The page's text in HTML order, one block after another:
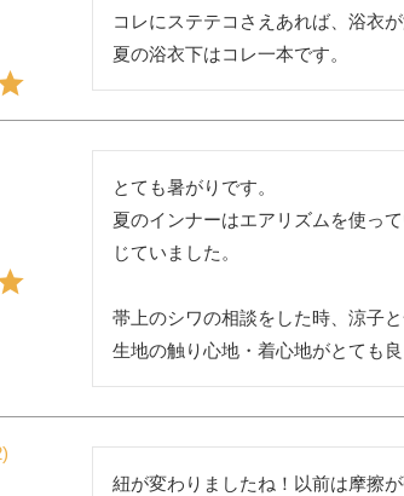
コレにステテコさえあれば、浴衣
夏の浴衣下はコレ一本です。
とても暑がりです。
夏のインナーはエアリズムを使っ
じていました。
帯上のシワの相談をした時、涼子
生地の触り心地・着心地がとても
紐が変わりましたね！以前は摩擦